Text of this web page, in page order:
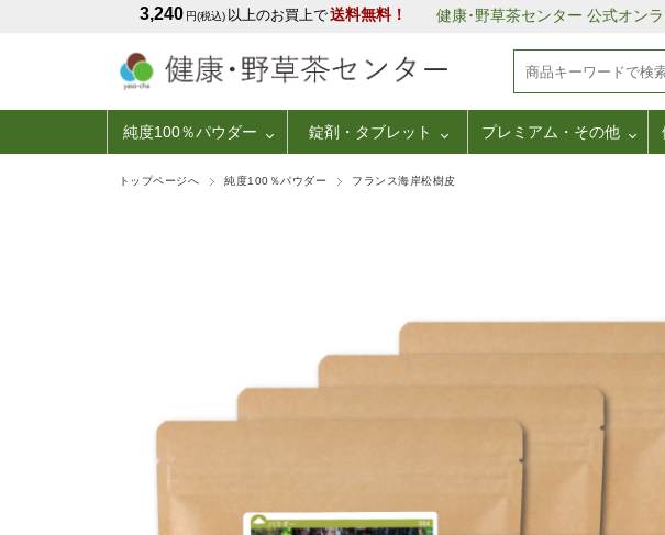
健康･野草茶センター 公式オン
3,240 円(税込) 以上のお買上で送料無料！
純度100％パウダー 錠剤・タブレット プレミアム・その他
トップページへ 純度100％パウダー フランス海岸松樹皮